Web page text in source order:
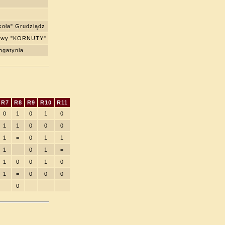
Grudziądz
"KORNUTY"
R7 R8 R9 R10
R11
0 1 0 1
0
1 1 0 0
0
1 = 0 1
1
1 0 1
=
1 0 0 1
0
1 = 0 0
0
0